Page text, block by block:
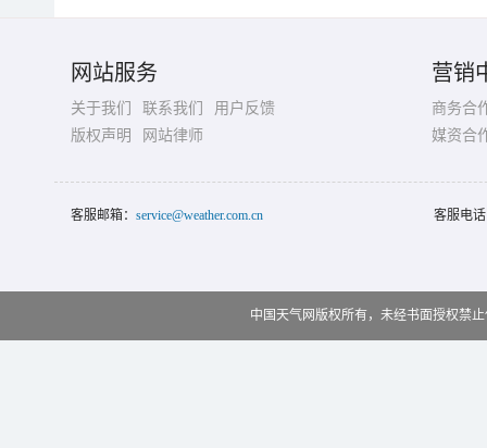
网站服务
关于我们 联系我们
用户反馈
版权声明
网站律师
营销
商务合
媒资合
客服邮箱： service@weather.com.cn 客服电
中国天气网版权所有，未经书面授权